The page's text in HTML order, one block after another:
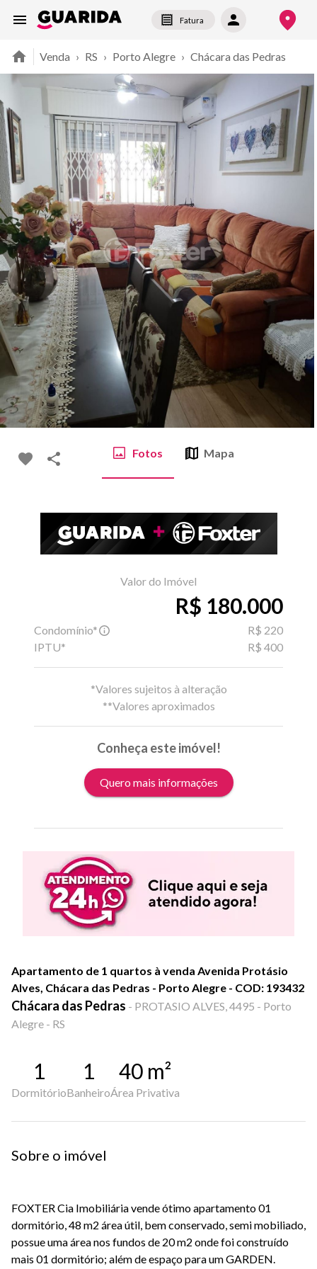
Fatura
Venda › RS › Porto Alegre › Chácara das Pedras
Fotos Mapa
Valor do Imóvel
R$ 180.000
Condomínio*
R$ 220
IPTU*
R$ 400
*Valores sujeitos à alteração
**Valores aproximados
Conheça este imóvel!
Quero mais informações
Apartamento de 1 quartos à venda Avenida Protásio
Alves, Chácara das Pedras - Porto Alegre - COD: 193432
Chácara das Pedras - PROTASIO ALVES, 4495 - Porto
Alegre - RS
1
Dormitório
1
Banheiro
40 m²
Área Privativa
Sobre o imóvel
FOXTER Cia Imobiliária vende ótimo apartamento 01
dormitório, 48 m2 área útil, bem conservado, semi mobiliado,
possue uma área nos fundos de 20 m2 onde foi construído
mais 01 dormitório; além de espaço para um GARDEN.